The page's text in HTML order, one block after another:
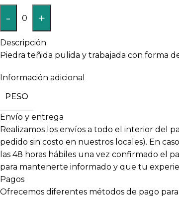
- 0 +
Descripción
Piedra teñida pulida y trabajada con forma
Información adicional
PESO
Envío y entrega
Realizamos los envíos a todo el interior del
pedido sin costo en nuestros locales). En
las 48 horas hábiles una vez confirmado el
para mantenerte informado y que tu
Pagos
Ofrecemos diferentes métodos de pago